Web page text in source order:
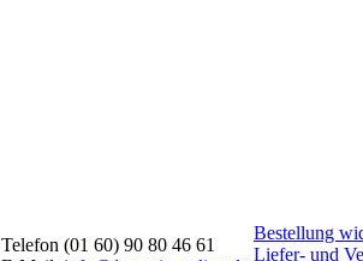
Telefon (01 60) 90 80 46 61
Bestellung
Liefer- und